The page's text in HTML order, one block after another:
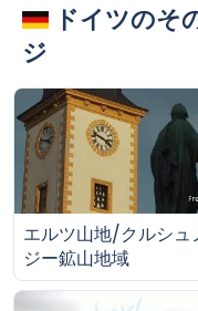
ドイツのそ
ジ
エルツ山地/クルシュ
ジー鉱山地域